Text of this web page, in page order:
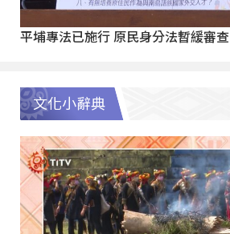
平埔專法已施行 原民身分法暫緩審查
文化小辭典